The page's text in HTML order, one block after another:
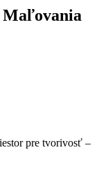
Maľovania
pre tvorivosť –